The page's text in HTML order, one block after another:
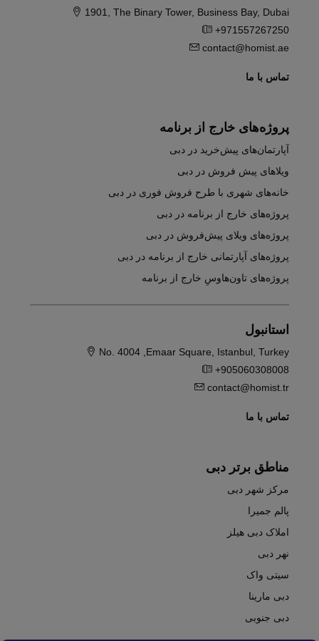
1901, The Binary Tower, Business Bay, Dubai
+971557267250
contact@homist.ae
تماس با ما
پروژه‌های خارج از برنامه
آپارتمان‌های پیش‌خرید در دبی
ویلاهای پیش فروش در دبی
خانه‌های شهری با طرح فروش فوری در دبی
پروژه‌های خارج از برنامه در دبی
پروژه‌های ویلای پیش‌فروش در دبی
پروژه‌های آپارتمانی خارج از برنامه در دبی
پروژه‌های تاون‌هاوسِ خارج از برنامه
استانبول
No. 4004 ,Emaar Square, Istanbul, Turkey
+905060308008
contact@homist.tr
تماس با ما
مناطق برتر دبی
مرکز شهر دبی
پالم جمیرا
املاک دبی هیلز
نهر دبی
سیتی واک
دبی مارینا
دبی جنوبی